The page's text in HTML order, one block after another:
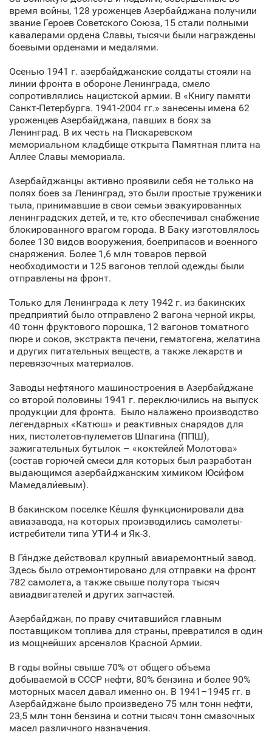
время войны, 128 уроженцев Азербайджана получили
звание Героев Советского Союза, 15 стали полными
кавалерами ордена Славы, тысячи были награждены
боевыми орденами и медалями.
Осенью 1941 г. азербайджанские солдаты стояли на
линии фронта в обороне Ленинграда, смело
сопротивлялись нацистской армии. В «Книгу памяти
Санкт‑Петербурга. 1941-2004 гг.» занесены имена 62
уроженцев Азербайджана, павших в боях за
Ленинград. В их честь на Пискаревском
мемориальном кладбище открыта Памятная плита на
Аллее Славы мемориала.
Азербайджанцы активно проявили себя не только на
полях боев за Ленинград, это были простые труженики
тыла, принимавшие в свои семьи эвакуированных
ленинградских детей, и те, кто обеспечивал снабжение
блокированного врагом города. В Баку изготовлялось
более 130 видов вооружения, боеприпасов и военного
снаряжения. Более 1,6 млн товаров первой
необходимости и 125 вагонов теплой одежды были
отправлены на фронт.
Только для Ленинграда к лету 1942 г. из бакинских
предприятий было отправлено 2 вагона черной икры,
40 тонн фруктового порошка, 12 вагонов томатного
пюре и соков, экстракта печени, гематогена, желатина
и других питательных веществ, а также лекарств и
перевязочных материалов.
Заводы нефтяного машиностроения в Азербайджане
со второй половины 1941 г. переключились на выпуск
продукции для фронта. Было налажено производство
легендарных «Катюш» и реактивных снарядов для
них, пистолетов-пулеметов Шпагина (ППШ),
зажигательных бутылок – «коктейлей Молотова»
(состав горючей смеси для которых был разработан
выдающимся азербайджанским химиком Юси́фом
Мамедали́евым).
В бакинском поселке Ке́шля функционировали два
авиазавода, на которых производились самолеты-
истребители типа УТИ-4 и Як-3.
В Гя́ндже действовал крупный авиаремонтный завод.
Здесь было отремонтировано для отправки на фронт
782 самолета, а также свыше полутора тысяч
авиадвигателей и других запчастей.
Азербайджан, по праву считавшийся главным
поставщиком топлива для страны, превратился в один
из мощнейших арсеналов Красной Армии.
В годы войны свыше 70% от общего объема
добываемой в СССР нефти, 80% бензина и более 90%
моторных масел давал именно он. В 1941–1945 гг. в
Азербайджане было произведено 75 млн тонн нефти,
23,5 млн тонн бензина и сотни тысяч тонн смазочных
масел различного назначения.